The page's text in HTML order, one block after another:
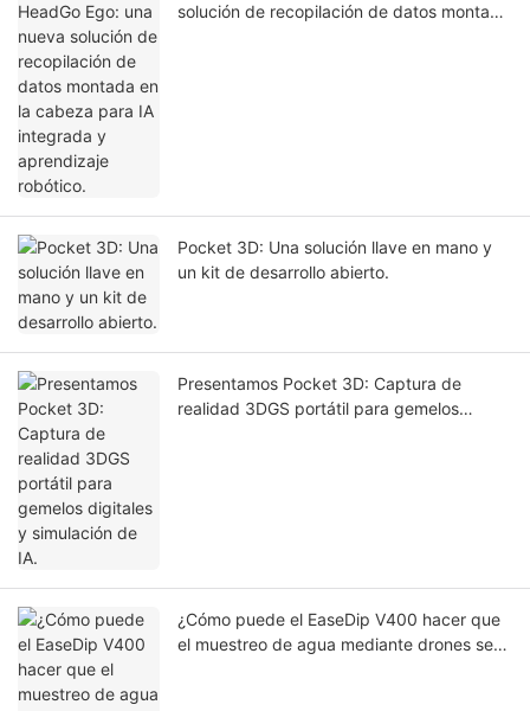
solución de recopilación de datos montada
Pocket 3D: Una solución llave en mano y
un kit de desarrollo abierto.
Presentamos Pocket 3D: Captura de
realidad 3DGS portátil para gemelos
¿Cómo puede el EaseDip V400 hacer que
el muestreo de agua mediante drones sea